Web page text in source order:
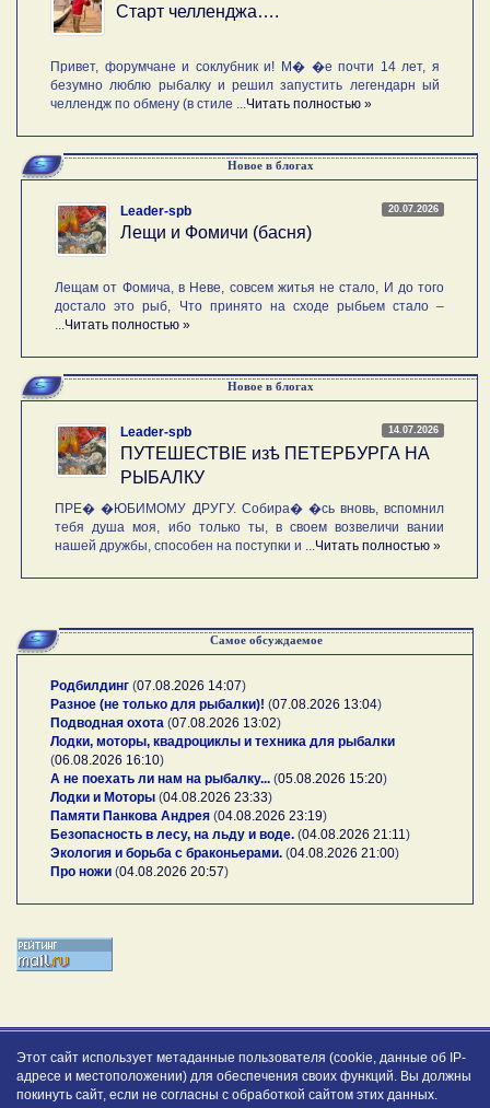
Старт челленджа….
Привет, форумчане и соклубник и! М� �е почти 14 лет, я
безумно люблю рыбалку и решил запустить легендарн ый
челлендж по обмену (в стиле ... Читать полностью »
Новое в блогах
20.07.2026
Leader-spb
Лещи и Фомичи (басня)
Лещам от Фомича, в Неве, совсем житья не стало, И до того
достало это рыб, Что принято на сходе рыбьем стало –
Читать полностью »
Новое в блогах
14.07.2026
Leader-spb
ПУТЕШЕСТВIE изѣ ПЕТЕРБУРГА НА
РЫБАЛКУ
ПРЕ� �ЮБИМОМУ ДРУГУ. Собира� �сь вновь, вспомнил
тебя душа моя, ибо только ты, в своем возвеличи вании
нашей дружбы, способен на поступки и ... Читать полностью »
Самое обсуждаемое
Родбилдинг (07.08.2026 14:07)
Разное (не только для рыбалки)! (07.08.2026 13:04)
Подводная охота (07.08.2026 13:02)
Лодки, моторы, квадроциклы и техника для рыбалки
(06.08.2026 16:10)
А не поехать ли нам на рыбалку... (05.08.2026 15:20)
Лодки и Моторы (04.08.2026 23:33)
Памяти Панкова Андрея (04.08.2026 23:19)
Безопасность в лесу, на льду и воде. (04.08.2026 21:11 )
Экология и борьба с браконьерами. (04.08.2026 21:00)
Про ножи (04.08.2026 20:57)
Этот сайт использует метаданные пользователя (cookie, данные об IP-
адресе и местоположении) для обеспечения своих функций. Вы должны
покинуть сайт, если не согласны с обработкой сайтом этих данных.